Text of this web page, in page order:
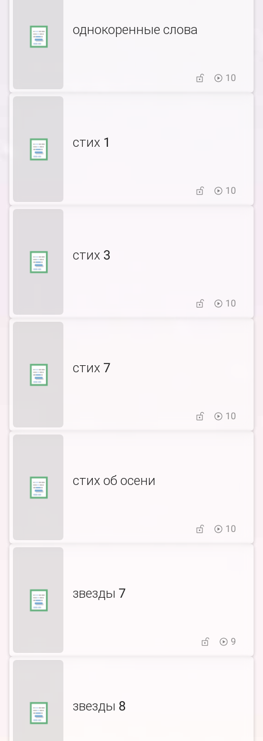
однокоренные слова
10
стих 1
10
стих 3
10
стих 7
10
стих об осени
10
звезды 7
9
звезды 8